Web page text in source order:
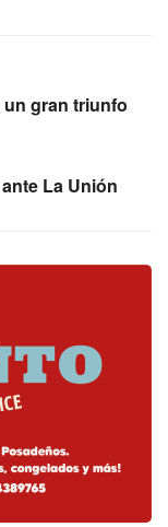
gran triunfo
La Unión